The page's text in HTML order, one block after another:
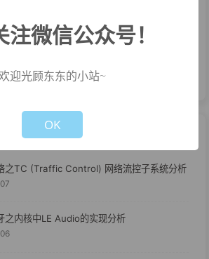
之TC (Traffic Control) 网络流控子系统分析
之内核中LE Audio的实现分析
微信公众号！
迎光顾东东的小站~
OK